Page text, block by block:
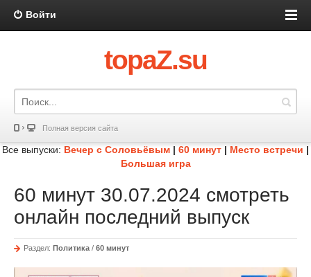
Войти
topaZ.su
Полная версия сайта
Все выпуски: Вечер с Соловьёвым | 60 минут | Место встречи |
Большая игра
60 минут 30.07.2024 смотреть
онлайн последний выпуск
Раздел: Политика / 60 минут